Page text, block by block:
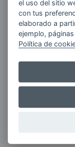
Quiero
electrónico.
Si tienes
pedido
el uso del sitio
con tus
elaborado a
ejemplo, páginas
Política de